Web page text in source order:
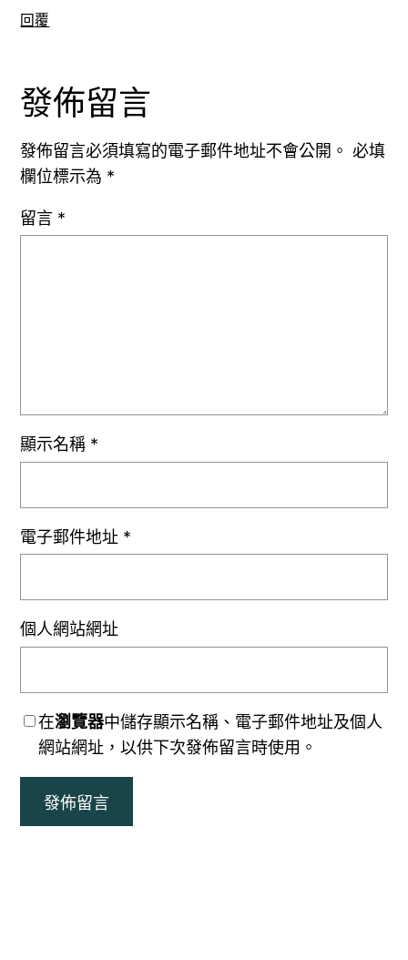
回覆
發佈留言
發佈留言必須填寫的電子郵件地址不會公開。 必填
欄位標示為 *
留言 *
顯示名稱 *
電子郵件地址 *
個人網站網址
在瀏覽器中儲存顯示名稱、電子郵件地址及個人
網站網址，以供下次發佈留言時使用。